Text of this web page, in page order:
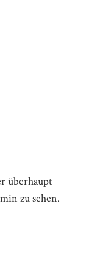
überhaupt
zu sehen.